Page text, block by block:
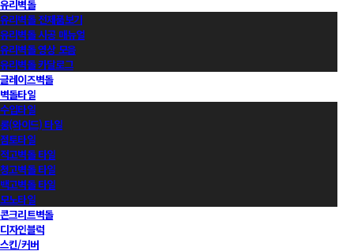
유리벽돌
유리벽돌 전제품보기
유리벽돌 시공 매뉴얼
유리벽돌 영상 모음
유리벽돌 카달로그
글레이즈벽돌
벽돌타일
수입타일
롱(와이드) 타일
점토타일
적고벽돌 타일
청고벽돌 타일
백고벽돌 타일
모노타일
콘크리트벽돌
디자인블럭
스킨/커버